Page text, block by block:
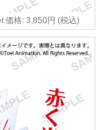
価格: 3,850円 (税込)